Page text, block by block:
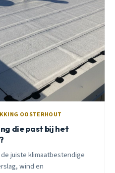
OOSTERHOUT
die past bij het
juiste klimaatbestendige
wind en